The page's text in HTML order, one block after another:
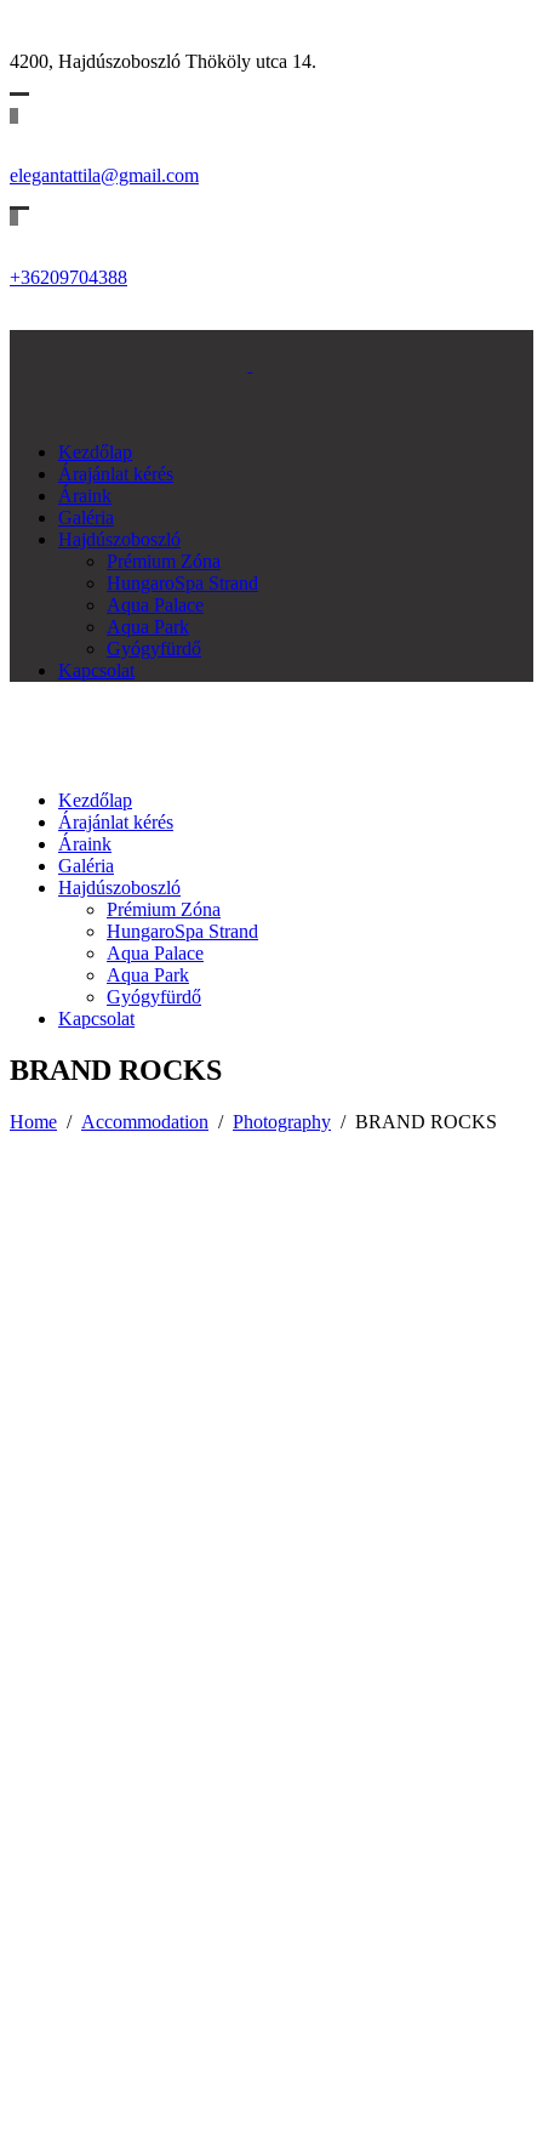
4200, Hajdúszoboszló Thököly utca 14.
elegantattila@gmail.com
+36209704388
Kezdőlap
Árajánlat kérés
Áraink
Galéria
Hajdúszoboszló
Prémium Zóna
HungaroSpa Strand
Aqua Palace
Aqua Park
Gyógyfürdő
Kapcsolat
Kezdőlap
Árajánlat kérés
Áraink
Galéria
Hajdúszoboszló
Prémium Zóna
HungaroSpa Strand
Aqua Palace
Aqua Park
Gyógyfürdő
Kapcsolat
BRAND ROCKS
Home / Accommodation / Photography / BRAND ROCKS